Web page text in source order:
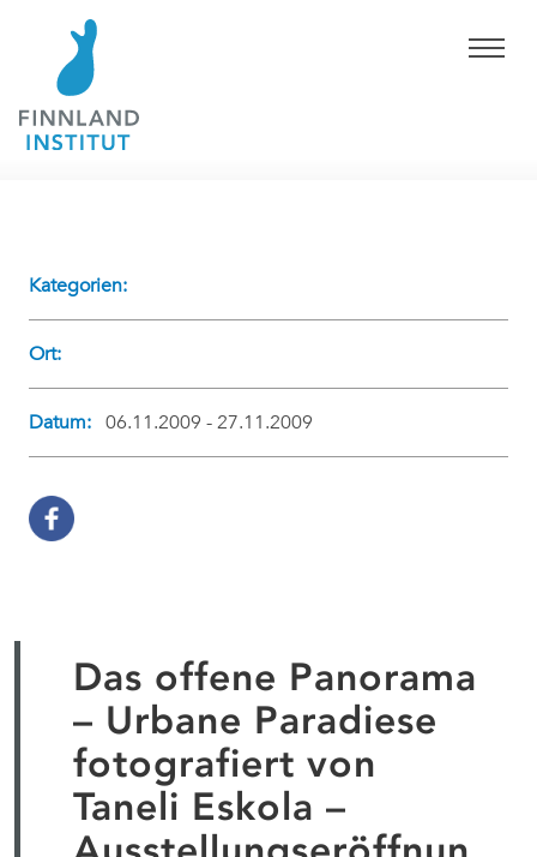
Kategorien:
Ort:
Datum: 06.11.2009 - 27.11.2009
Das offene Panorama
– Urbane Paradiese
fotografiert von
Taneli Eskola –